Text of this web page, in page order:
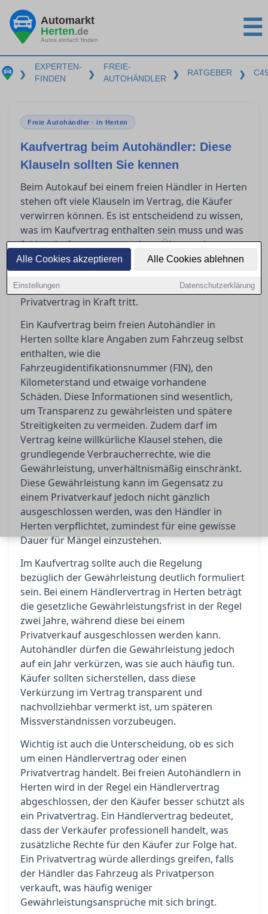
Alle Cookies akzeptieren Alle Cookies ablehnen
Einstellungen Datenschutzerklärung
Automarkt
Herten.de
Autos einfach finden ☰
❯
EXPERTEN-
FINDEN
❯
FREIE-
AUTOHÄNDLER
❯ RATGEBER ❯
Freie Autohändler · in Herten
Kaufvertrag beim Autohändler: Diese
Klauseln sollten Sie kennen
Beim Autokauf bei einem freien Händler in Herten
stehen oft viele Klauseln im Vertrag, die Käufer
verwirren können. Es ist entscheidend zu wissen,
was im Kaufvertrag enthalten sein muss und was
fehlen darf, um unangenehme Überraschungen
zu vermeiden. Dieser Artikel gibt Aufschluss
darüber, was der Gewährleistungsausschluss
bedeutet und wann ein Händler- oder
Privatvertrag in Kraft tritt.
Ein Kaufvertrag beim freien Autohändler in
Herten sollte klare Angaben zum Fahrzeug selbst
enthalten, wie die
Fahrzeugidentifikationsnummer (FIN), den
Kilometerstand und etwaige vorhandene
Schäden. Diese Informationen sind wesentlich,
um Transparenz zu gewährleisten und spätere
Streitigkeiten zu vermeiden. Zudem darf im
Vertrag keine willkürliche Klausel stehen, die
grundlegende Verbraucherrechte, wie die
Gewährleistung, unverhältnismäßig einschränkt.
Diese Gewährleistung kann im Gegensatz zu
einem Privatverkauf jedoch nicht gänzlich
ausgeschlossen werden, was den Händler in
Herten verpflichtet, zumindest für eine gewisse
Dauer für Mängel einzustehen.
Im Kaufvertrag sollte auch die Regelung
bezüglich der Gewährleistung deutlich formuliert
sein. Bei einem Händlervertrag in Herten beträgt
die gesetzliche Gewährleistungsfrist in der Regel
zwei Jahre, während diese bei einem
Privatverkauf ausgeschlossen werden kann.
Autohändler dürfen die Gewährleistung jedoch
auf ein Jahr verkürzen, was sie auch häufig tun.
Käufer sollten sicherstellen, dass diese
Verkürzung im Vertrag transparent und
nachvollziehbar vermerkt ist, um späteren
Missverständnissen vorzubeugen.
Wichtig ist auch die Unterscheidung, ob es sich
um einen Händlervertrag oder einen
Privatvertrag handelt. Bei freien Autohändlern in
Herten wird in der Regel ein Händlervertrag
abgeschlossen, der den Käufer besser schützt als
ein Privatvertrag. Ein Händlervertrag bedeutet,
dass der Verkäufer professionell handelt, was
zusätzliche Rechte für den Käufer zur Folge hat.
Ein Privatvertrag würde allerdings greifen, falls
der Händler das Fahrzeug als Privatperson
verkauft, was häufig weniger
Gewährleistungsansprüche mit sich bringt.